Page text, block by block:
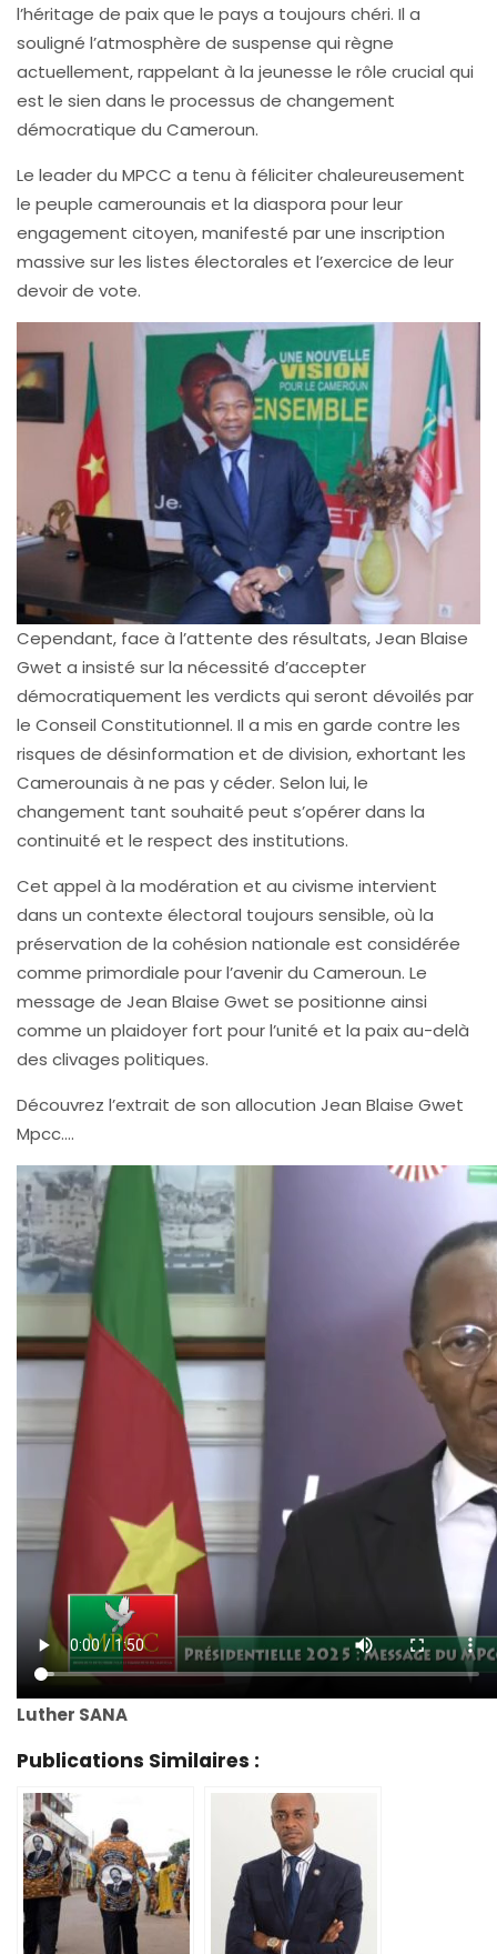
l’héritage de paix que le pays a toujours chéri. Il a
souligné l’atmosphère de suspense qui règne
actuellement, rappelant à la jeunesse le rôle crucial qui
est le sien dans le processus de changement
démocratique du Cameroun.
Le leader du MPCC a tenu à féliciter chaleureusement
le peuple camerounais et la diaspora pour leur
engagement citoyen, manifesté par une inscription
massive sur les listes électorales et l’exercice de leur
devoir de vote.
Cependant, face à l’attente des résultats, Jean Blaise
Gwet a insisté sur la nécessité d’accepter
démocratiquement les verdicts qui seront dévoilés par
le Conseil Constitutionnel. Il a mis en garde contre les
risques de désinformation et de division, exhortant les
Camerounais à ne pas y céder. Selon lui, le
changement tant souhaité peut s’opérer dans la
continuité et le respect des institutions.
Cet appel à la modération et au civisme intervient
dans un contexte électoral toujours sensible, où la
préservation de la cohésion nationale est considérée
comme primordiale pour l’avenir du Cameroun. Le
message de Jean Blaise Gwet se positionne ainsi
comme un plaidoyer fort pour l’unité et la paix au-delà
des clivages politiques.
Découvrez l’extrait de son allocution Jean Blaise Gwet
Mpcc….
Luther SANA
Publications Similaires :